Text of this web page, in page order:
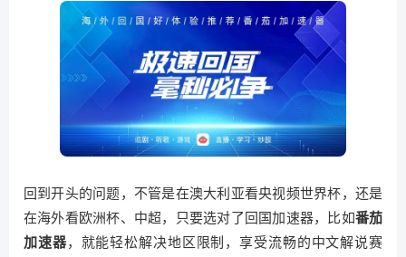
回到开头的问题，不管是在澳大利亚看央视频世界杯，还是
在海外看欧洲杯、中超，只要选对了回国加速器，比如番茄
加速器，就能轻松解决地区限制，享受流畅的中文解说赛